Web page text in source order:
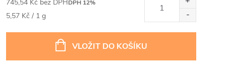
745,54 Kč bez DPHDPH 12%
Měrná
5,57 Kč / 1 g
VLOŽIT DO KOŠÍKU